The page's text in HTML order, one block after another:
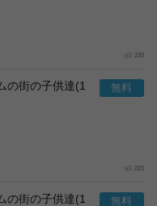
220
の街の子供達(1
223
の街の子供達(1